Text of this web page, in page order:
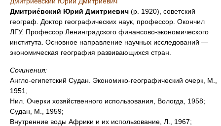
Дмитрие́вский Юрий Дмитриевич (р. 1920), советский
географ. Доктор географических наук, профессор. Окончил
ЛГУ. Профессор Ленинградского финансово-экономического
института. Основное направление научных исследований —
экономическая география развивающихся стран.
Сочинения:
Англо-египетский Судан. Экономико-географический очерк, М.,
1951;
Нил. Очерки хозяйственного использования, Вологда, 1958;
Судан, М., 1959;
Внутренние воды Африки и их использование, Л., 1967;